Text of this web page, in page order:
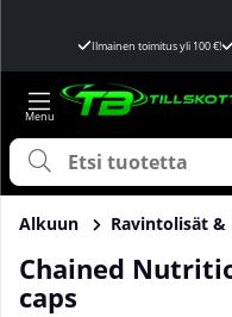
Ilmainen toimitus yli 100 €!
Alkuun Ravintolisät
Chained
caps